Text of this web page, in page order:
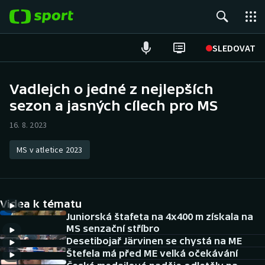
SLEDOVAT
Hokej
Atletika
DALŠÍ SPORTY
Americký fotbal
NEPŘEHLÉDNĚTE
Vadlejch o jedné z nejlepších
sezon a jasných cílech pro MS
16. 8. 2023
MS v atletice 2023
Videa k tématu
Juniorská štafeta na 4x400 m získala na
MS senzační stříbro
Desetibojař Järvinen se chystá na ME
Štefela má před ME velká očekávání